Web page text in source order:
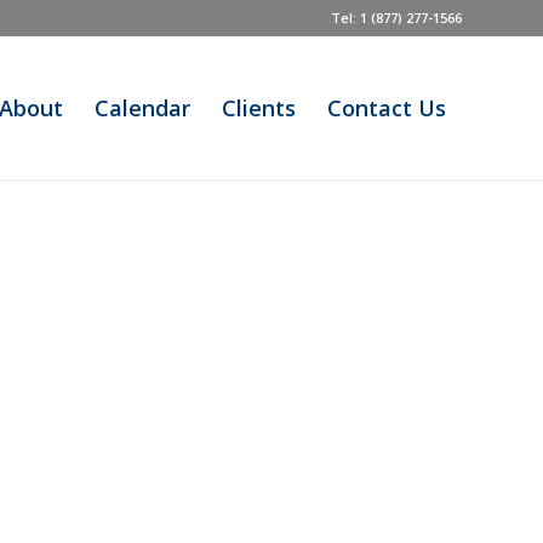
Tel: 1 (877) 277-1566
About Calendar Clients Contact Us